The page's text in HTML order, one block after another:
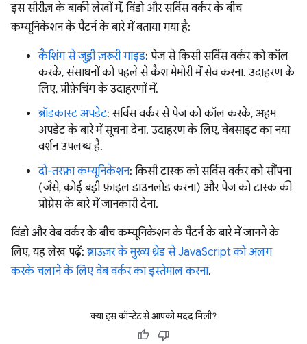
इस सीरीज़ के बाकी लेखों में, विंडो और सर्विस वर्कर के बीच
कम्यूनिकेशन के पैटर्न के बारे में बताया गया है:
कैशिंग से जुड़ी ज़रूरी गाइड: पेज से किसी सर्विस वर्कर को कॉल
करके, संसाधनों को पहले से कैश मेमोरी में सेव करना. उदाहरण के
लिए, प्रीफ़ेचिंग के उदाहरणों में.
ब्रॉडकास्ट अपडेट: सर्विस वर्कर से पेज को कॉल करके, अहम
अपडेट के बारे में सूचना देना. उदाहरण के लिए, वेबसाइट का नया
वर्शन उपलब्ध है.
दो-तरफ़ा कम्यूनिकेशन: किसी टास्क को सर्विस वर्कर को सौंपना
(जैसे, कोई बड़ी फ़ाइल डाउनलोड करना) और पेज को टास्क की
प्रोग्रेस के बारे में जानकारी देना.
विंडो और वेब वर्कर के बीच कम्यूनिकेशन के पैटर्न के बारे में जानने के
लिए, यह लेख पढ़ें: ब्राउज़र के मुख्य थ्रेड से JavaScript को अलग
करके चलाने के लिए वेब वर्कर का इस्तेमाल करना.
क्या इस कॉन्टेंट से आपको मदद मिली?